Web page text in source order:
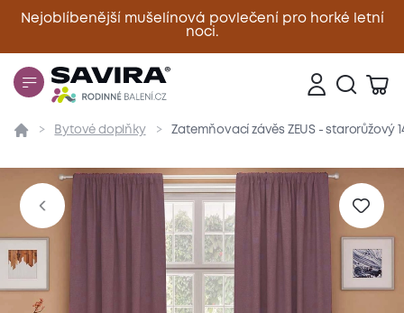
Nejoblíbenější mušelínová povlečení pro horké letní
noci.
Zavřít
Přehled Parametry Popis produktu Materiál
Bytové doplňky Zatemňovací závěs ZEUS - starorůžový